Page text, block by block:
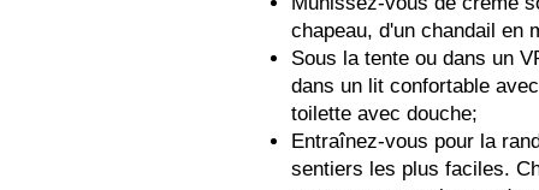
chapeau, d'un chandail en
Sous la tente ou dans un
dans un lit confortable
toilette avec douche;
Entraînez-vous pour la
sentiers les plus faciles.